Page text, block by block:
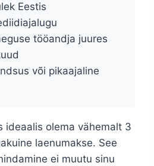
Eestis
tööandja juures
või pikaajaline
ideaalis olema vähemalt 3
laenumakse. See
ei muutu sinu